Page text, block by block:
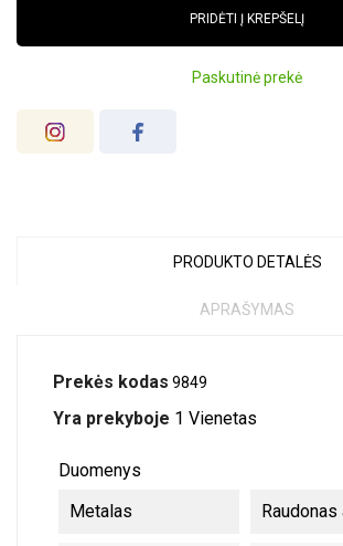
PRIDĖTI Į KREPŠELĮ
Paskutinė prekė
PRODUKTO DETALĖS
APRAŠYMAS
Prekės kodas 9849
Yra prekyboje 1 Vienetas
Duomenys
Metalas